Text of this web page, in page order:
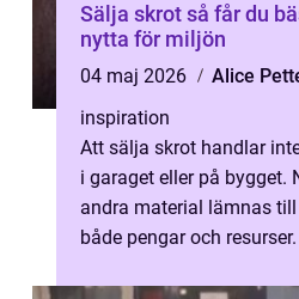
Sälja skrot så får du bäst betalt och gör
nytta för miljön
04 maj 2026
Alice
inspiration
Att sälja skrot handlar
i garaget eller på bygget.
andra material lämnas
både pengar och